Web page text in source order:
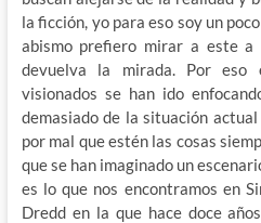
la ficción, yo para eso soy un
abismo prefiero mirar a este
devuelva la mirada. Por
visionados se han ido
demasiado de la situación
por mal que estén las cosas
que se han imaginado un
es lo que nos encontramos en
Dredd en la que hace doce